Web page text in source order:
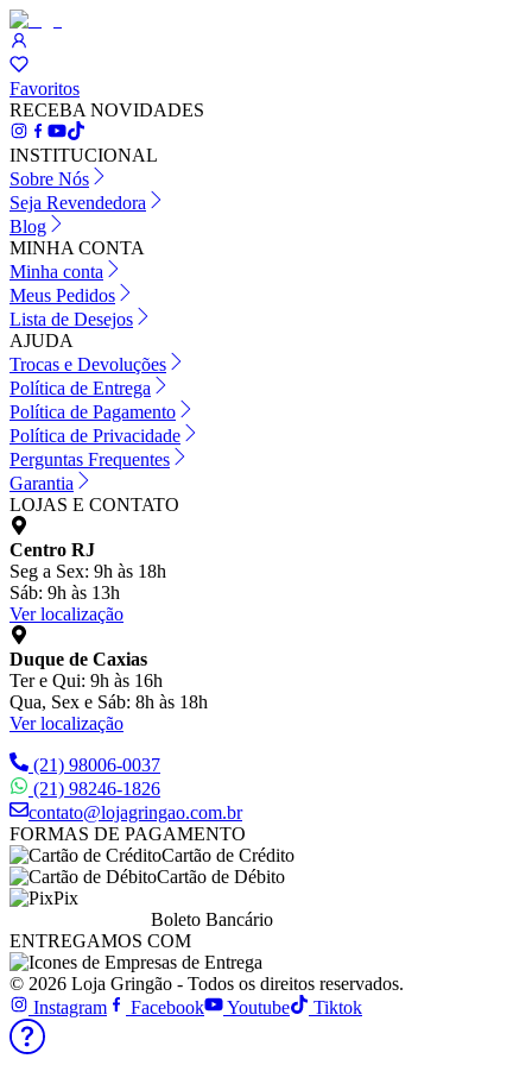
Favoritos
RECEBA NOVIDADES
INSTITUCIONAL
Sobre Nós
Seja Revendedora
Blog
MINHA CONTA
Minha conta
Meus Pedidos
Lista de Desejos
AJUDA
Trocas e Devoluções
Política de Entrega
Política de Pagamento
Política de Privacidade
Perguntas Frequentes
Garantia
LOJAS E CONTATO
Centro RJ
Seg a Sex: 9h às 18h
Sáb: 9h às 13h
Ver localização
Duque de Caxias
Ter e Qui: 9h às 16h
Qua, Sex e Sáb: 8h às 18h
Ver localização
(21) 98006-0037
(21) 98246-1826
contato@lojagringao.com.br
FORMAS DE PAGAMENTO
Cartão de Crédito
Cartão de Débito
Pix
Boleto Bancário
ENTREGAMOS COM
© 2026 Loja Gringão - Todos os direitos reservados.
Instagram
Facebook Youtube Tiktok